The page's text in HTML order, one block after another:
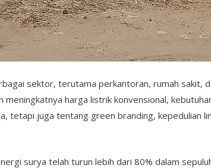
sektor, terutama perkantoran, rumah sakit,
harga listrik konvensional,
tetapi juga tentang green branding, kepedulian
surya telah turun lebih dari 80% dalam